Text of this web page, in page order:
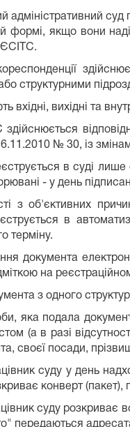
адміністративний суд
формі, якщо вони
ЄСІТС.
структурними
вхідні, вихідні та
26.11.2010 № 30, із
в суді
- у день
з об'єктивних
в
терміну.
документа
на
з одного
яка подала
(а в разі
своєї посади,
суду у день
конверт (пакет),
суду
передаються